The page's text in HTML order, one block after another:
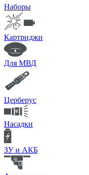
Наборы
Картриджи
Для МВД
Церберус
Насадки
ЗУ и АКБ